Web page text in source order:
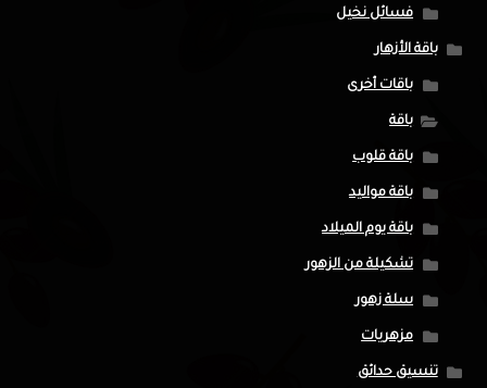
فسائل نخيل
باقة الأزهار
باقات أخرى
باقة
باقة قلوب
باقة مواليد
باقة يوم الميلاد
تشكيلة من الزهور
سلة زهور
مزهريات
تنسيق حدائق